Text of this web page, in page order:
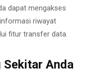
dapat mengakses
riwayat
fitur transfer data.
Sekitar Anda